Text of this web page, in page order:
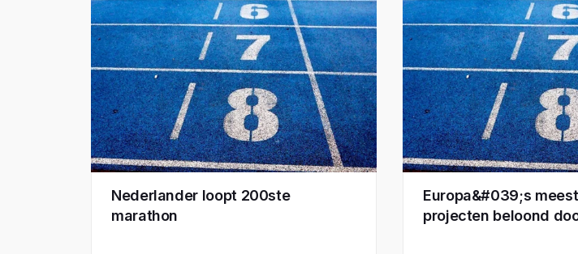
Nederlander loopt 200ste
marathon
Europa&#039;s
projecten beloond